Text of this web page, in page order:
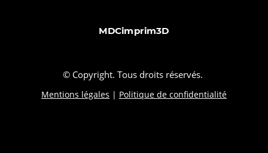
MDCimprim3D
© Copyright. Tous droits réservés.
Mentions légales | Politique de confidentialité